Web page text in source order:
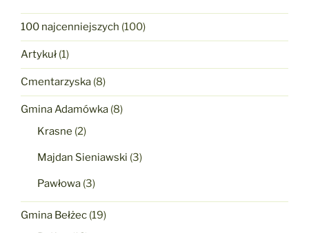
100 najcenniejszych (100)
Artykuł (1)
Cmentarzyska (8)
Gmina Adamówka (8)
Krasne (2)
Majdan Sieniawski (3)
Pawłowa (3)
Gmina Bełżec (19)